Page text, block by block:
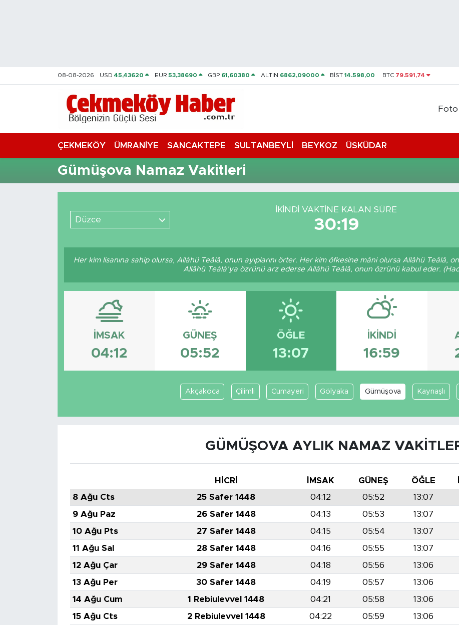
08-08-2026 USD45,43620 EUR 53,38690 GBP 61,60380 ALTIN 6862,09000 BİST14.598,00 BTC 79.591,74
Foto
ÇEKMEKÖY ÜMRANİYE SANCAKTEPE SULTANBEYLİ BEYKOZ ÜSKÜDAR
Gümüşova Namaz Vakitleri
Düzce
İKINDI VAKTİNE KALAN SÜRE
30:19
Her kim lisanına sahip olursa, Allâhü Teâlâ, onun ayıplarını örter. Her kim öfkesine mâni olursa Allâhü Teâlâ,
Allâhü Teâlâ’ya özrünü arz ederse Allâhü Teâlâ, onun özrünü kabul eder.
İMSAK
04:12
GÜNEŞ
05:52
ÖĞLE
13:07
İKINDI
16:59
Akçakoca Çilimli Cumayeri Gölyaka Gümüşova Kaynaşlı
GÜMÜŞOVA AYLIK NAMAZ
HİCRİ İMSAK GÜNEŞ ÖĞLE
8 Ağu Cts
25 Safer 1448 04:12 05:52 13:07
9 Ağu Paz
26 Safer 1448 04:13 05:53 13:07
10 Ağu Pts
27 Safer 1448 04:15 05:54 13:07
11 Ağu Sal
28 Safer 1448 04:16 05:55 13:07
12 Ağu Çar
29 Safer 1448 04:18 05:56 13:06
13 Ağu Per
30 Safer 1448 04:19 05:57 13:06
14 Ağu Cum
1 Rebiulevvel 1448 04:21 05:58 13:06
15 Ağu Cts
2 Rebiulevvel 1448 04:22 05:59 13:06
Trafik Durumu
Süper Lig Puan Durumu ve Fikstür
Tüm Manşetler
Son Dakika Haberleri
Haber Arşivi